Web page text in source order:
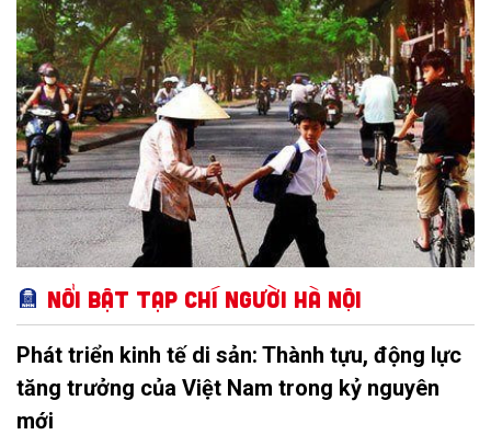
mặt bước ra từ trang sách "Những bông hoa đẹp" của Thành
phố năm 2026.
Nổi bật Tạp chí Người Hà Nội
Phát triển kinh tế di sản: Thành tựu, động lực
tăng trưởng của Việt Nam trong kỷ nguyên
mới